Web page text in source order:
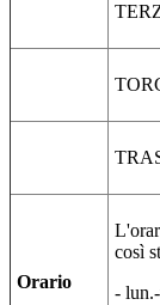
Orario
così
-